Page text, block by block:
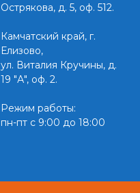
Острякова, д. 5, оф. 512.
Камчатский край, г.
Елизово,
ул. Виталия Кручины, д.
19 "А", оф. 2.
Режим работы:
пн-пт с 9:00 до 18:00